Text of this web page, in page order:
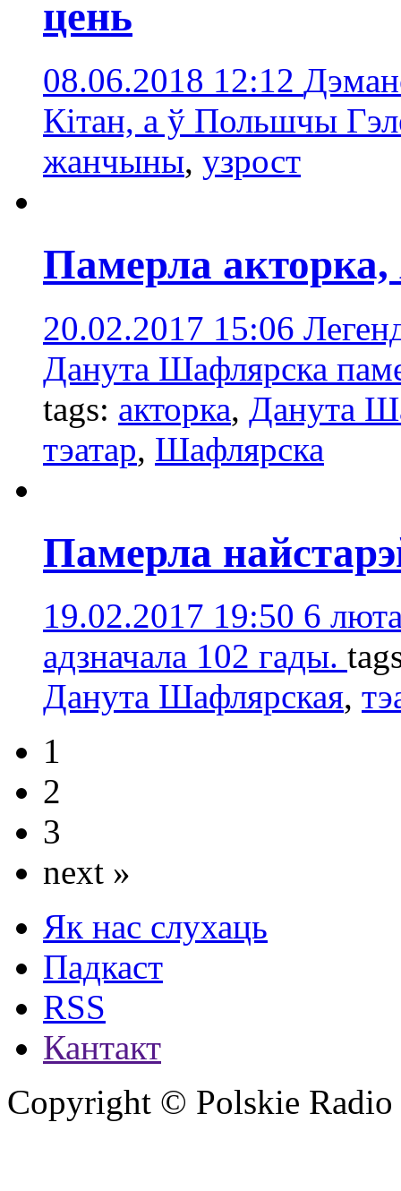
цень
08.06.2018 12:12
Кітан, а ў Польшчы
жанчыны, узрост
Памерла акторка,
20.02.2017 15:06
Данута Шафлярска
tags: акторка, Данута
тэатар, Шафлярска
Памерла
19.02.2017 19:50 6
адзначала 102 гады.
Данута Шафлярская,
1
2
3
next »
Як нас слухаць
Падкаст
RSS
Кантакт
Copyright © Polskie